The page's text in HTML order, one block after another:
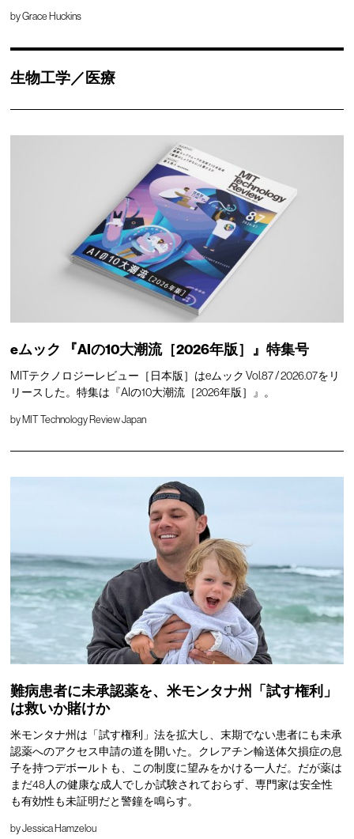
byGrace Huckins
生物工学／医療
eムック 『AIの10大潮流［2026年版］』特集号
MITテクノロジーレビュー［日本版］はeムック Vol.87 / 2026.07をリ
リースした。特集は『AIの10大潮流［2026年版］』。
by MIT Technology Review Japan
難病患者に未承認薬を、米モンタナ州「試す権利」
は救いか賭けか
米モンタナ州は「試す権利」法を拡大し、末期でない患者にも未承
認薬へのアクセス申請の道を開いた。クレアチン輸送体欠損症の息
子を持つデボールトも、この制度に望みをかける一人だ。だが薬は
まだ48人の健康な成人でしか試験されておらず、専門家は安全性
も有効性も未証明だと警鐘を鳴らす。
byJessica Hamzelou